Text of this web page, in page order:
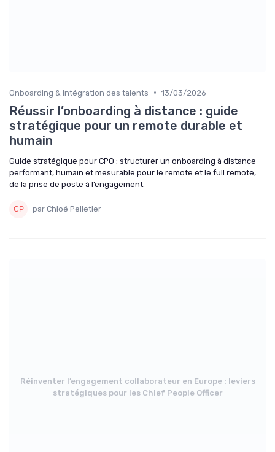
Onboarding & intégration des talents • 13/03/2026
Réussir l’onboarding à distance : guide
stratégique pour un remote durable et
humain
Guide stratégique pour CPO : structurer un onboarding à distance
performant, humain et mesurable pour le remote et le full remote,
de la prise de poste à l’engagement.
par Chloé Pelletier
Réinventer l’engagement collaborateur en Europe : leviers
stratégiques pour les Chief People Officer